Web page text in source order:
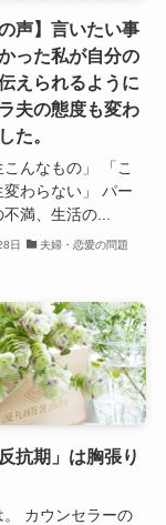
声】言いたい事
った私が自分の
えられるように
夫の態度も変わ
た。
こんなもの」 「こ
わらない」 パー
満、生活の...
日 夫婦・恋愛の問題
抗期」は胸張り
。 カウンセラーの